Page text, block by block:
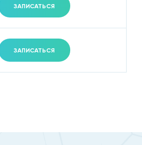
ЗАПИСАТЬСЯ
ЗАПИСАТЬСЯ